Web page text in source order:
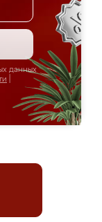
данных